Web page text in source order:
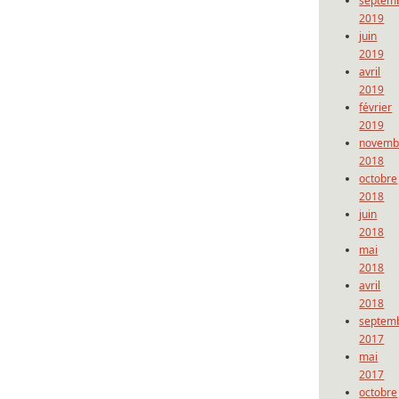
2019
juin
2019
avril
2019
février
2019
2018
octobre
2018
juin
2018
mai
2018
avril
2018
2017
mai
2017
octobre